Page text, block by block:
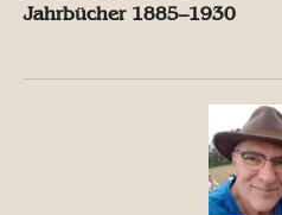
Jahrbücher 1885–1930